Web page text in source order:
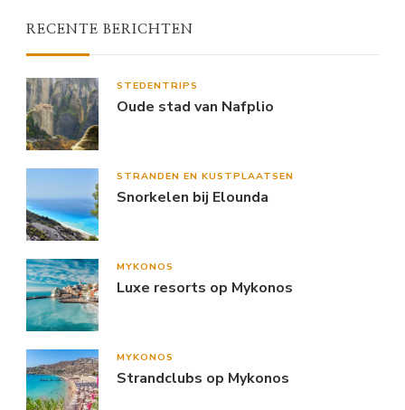
RECENTE BERICHTEN
STEDENTRIPS
Oude stad van Nafplio
STRANDEN EN KUSTPLAATSEN
Snorkelen bij Elounda
MYKONOS
Luxe resorts op Mykonos
MYKONOS
Strandclubs op Mykonos